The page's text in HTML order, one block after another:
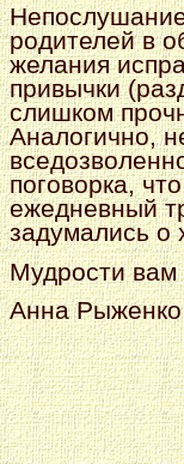
родителей в
желания
привычки
слишком
Аналогично,
поговорка,
ежедневный
задумались о
Мудрости вам
Анна